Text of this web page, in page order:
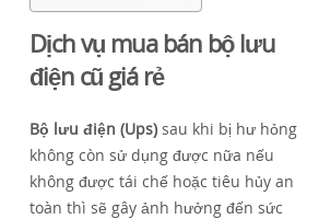
Dịch vụ mua bán bộ lưu
điện cũ giá rẻ
Bộ lưu điện (Ups) sau khi bị hư hỏng
không còn sử dụng được nữa nếu
không được tái chế hoặc tiêu hủy an
toàn thì sẽ gây ảnh hưởng đến sức